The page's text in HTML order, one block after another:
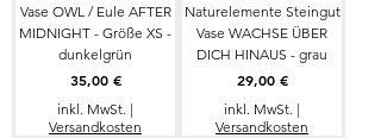
Vase OWL / Eule AFTER
MIDNIGHT - Größe XS -
dunkelgrün
Preis
35,00 €
inkl. MwSt. |
Versandkosten
Naturelemente Steingut
Vase WACHSE ÜBER
DICH HINAUS - grau
Preis
29,00 €
inkl. MwSt. |
Versandkosten